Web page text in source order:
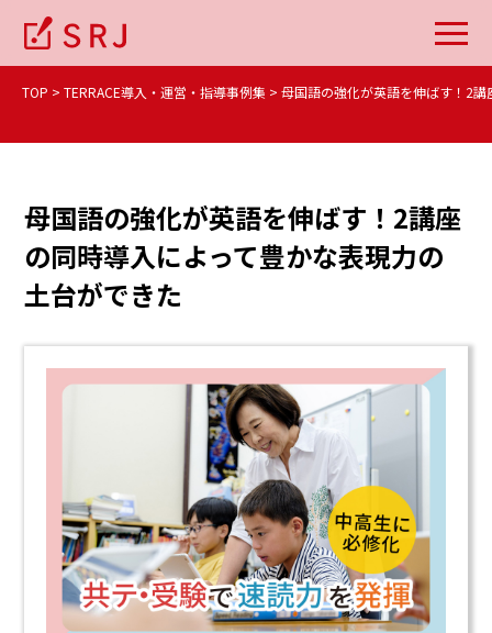
TOP TERRACE導入・運営・指導事例集 母国語の強化が英語を伸ばす！2
母国語の強化が英語を伸ばす！2講座
の同時導入によって豊かな表現力の
土台ができた